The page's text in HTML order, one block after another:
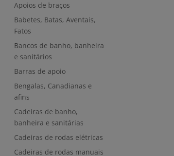
Apoios de braços
Babetes, Batas, Aventais,
Fatos
Bancos de banho, banheira
e sanitários
Barras de apoio
Bengalas, Canadianas e
afins
Cadeiras de banho,
banheira e sanitárias
Cadeiras de rodas elétricas
Cadeiras de rodas manuais